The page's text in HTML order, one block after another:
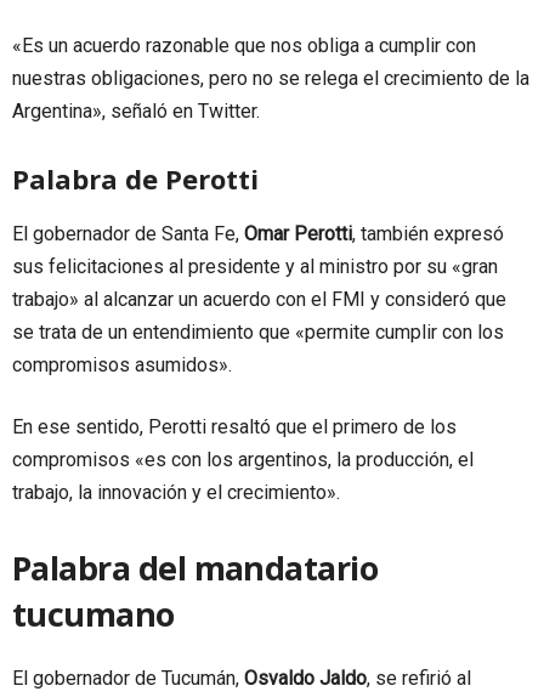
«Es un acuerdo razonable que nos obliga a cumplir con
nuestras obligaciones, pero no se relega el crecimiento de la
Argentina», señaló en Twitter.
Palabra de Perotti
El gobernador de Santa Fe, Omar Perotti, también expresó
sus felicitaciones al presidente y al ministro por su «gran
trabajo» al alcanzar un acuerdo con el FMI y consideró que
se trata de un entendimiento que «permite cumplir con los
compromisos asumidos».
En ese sentido, Perotti resaltó que el primero de los
compromisos «es con los argentinos, la producción, el
trabajo, la innovación y el crecimiento».
Palabra del mandatario
tucumano
El gobernador de Tucumán, Osvaldo Jaldo, se refirió al